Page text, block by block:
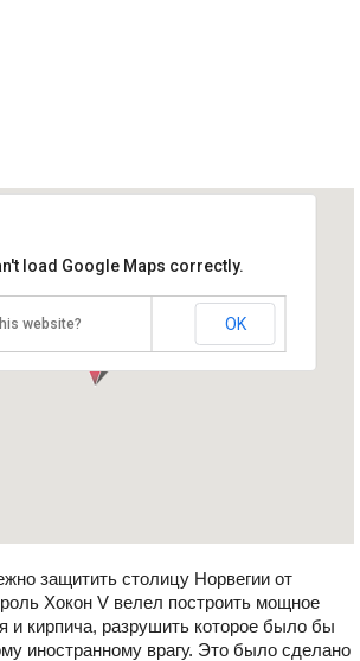
Крепость Акерсхус
load Google Maps correctly.
website? OK
защитить столицу Норвегии от
Хокон V велел построить мощное
и кирпича, разрушить которое было бы
иностранному врагу. Это было сделано